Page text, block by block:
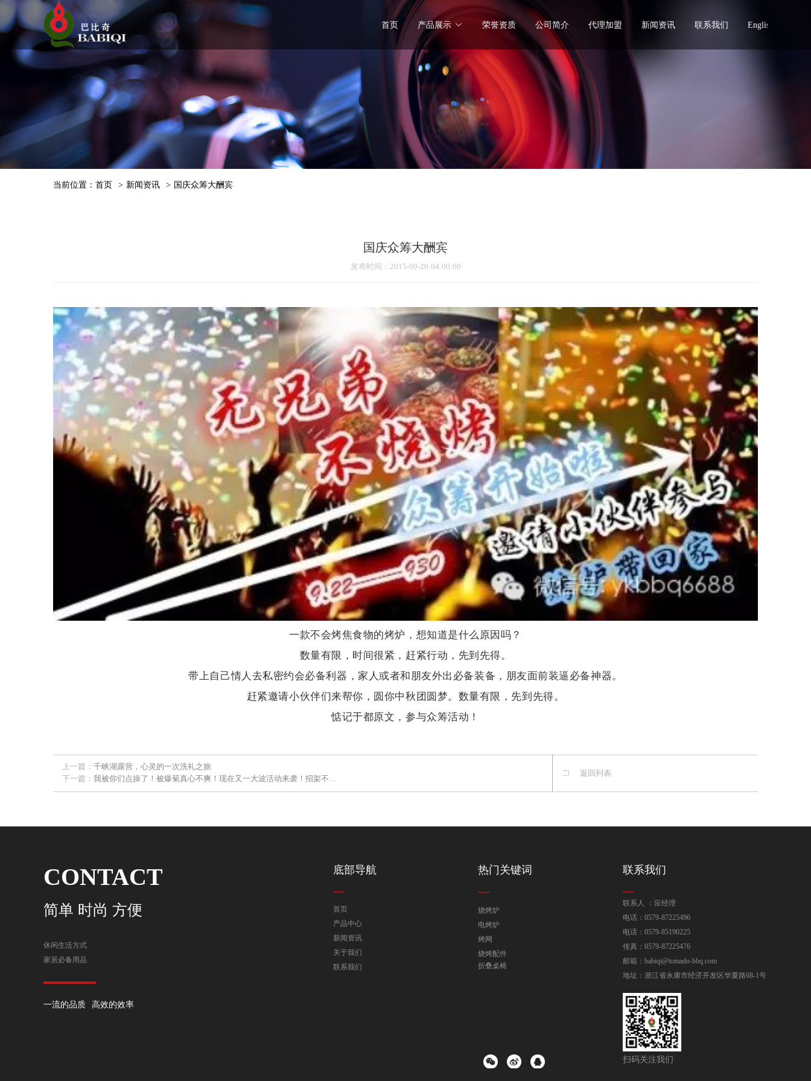
首页 产品展示 荣誉资质 公司简介 代理加盟 新闻资讯 联系我们 English
当前位置： 首页 > 新闻资讯 > 国庆众筹大酬宾
国庆众筹大酬宾
发布时间 ：2015-09-20 04:00:00
一款不会烤焦食物的烤炉，想知道是什么原因吗？
数量有限，时间很紧，赶紧行动，先到先得。
带上自己情人去私密约会必备利器，家人或者和朋友外出必备装备，朋友面前装逼必备神器。
赶紧邀请小伙伴们来帮你，圆你中秋团圆梦。数量有限，先到先得。
惦记于都原文，参与众筹活动！
上一篇： 千峡湖露营，心灵的一次洗礼之旅
下一篇： 我被你们点操了！被爆菊真心不爽！现在又一大波活动来袭！招架不住啊！
返回列表
CONTACT
简单 时尚 方便
休闲生活方式
家居必备用品
一流的品质 高效的效率
底部导航
首页
产品中心
新闻资讯
关于我们
联系我们
热门关键词
烧烤炉
电烤炉
烤网
烧烤配件
折叠桌椅
联系我们
联系人 ：应经理
电话：0579-87225496
电话：0579-85190225
传真：0579-87225476
邮箱：babiqi@tomado-bbq.com
地址：浙江省永康市经济开发区华夏路68-1号
扫码关注我们